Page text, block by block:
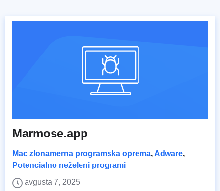
Marmose.app
Mac zlonamerna programska oprema, Adware,
Potencialno neželeni programi
avgusta 7, 2025